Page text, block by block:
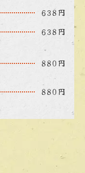
638円
638円
880円
880円